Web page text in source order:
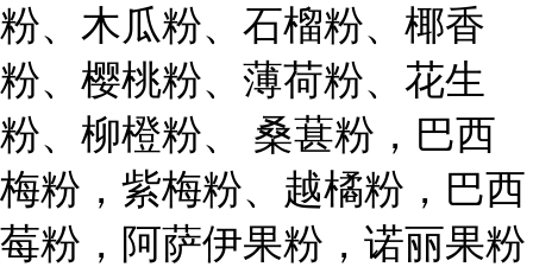
粉、木瓜粉、石榴粉、椰香
粉、樱桃粉、薄荷粉、花生
粉、柳橙粉、 桑葚粉，巴西
梅粉，紫梅粉、越橘粉，巴西
莓粉，阿萨伊果粉，诺丽果粉